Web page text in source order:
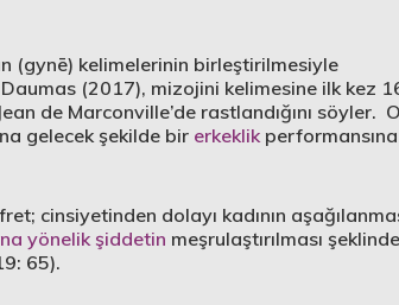
(gynē) kelimelerinin birleştirilmesiyle
(2017), mizojini kelimesine ilk kez
de Marconville’de rastlandığını söyler. O
gelecek şekilde bir erkeklikperformansına
cinsiyetinden dolayı kadının
yönelik şiddetin meşrulaştırılması şeklinde
65).